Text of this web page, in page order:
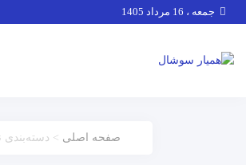
جمعه ، 16 مرداد 1405
صفحه اصلی > دسته‌بندی